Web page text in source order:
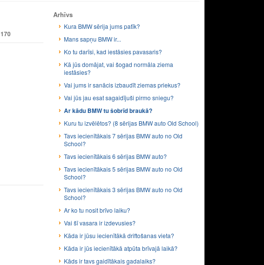
170
Arhīvs
Kura BMW sērija jums patīk?
Mans sapņu BMW ir...
Ko tu darīsi, kad iestāsies pavasaris?
Kā jūs domājat, vai šogad normāla ziema
iestāsies?
Vai jums ir sanācis izbaudīt ziemas priekus?
Vai jūs jau esat sagaidījuši pirmo sniegu?
Ar kādu BMW tu šobrīd braukā?
Kuru tu izvēlētos? (8 sērijas BMW auto Old School)
Tavs iecienītākais 7 sērijas BMW auto no Old
School?
Tavs iecienītākais 6 sērijas BMW auto?
Tavs iecienītākais 5 sērijas BMW auto no Old
School?
Tavs iecienītākais 3 sērijas BMW auto no Old
School?
Ar ko tu nosit brīvo laiku?
Vai šī vasara ir izdevusies?
Kāda ir jūsu iecienītākā driftošanas vieta?
Kāda ir jūs iecienītākā atpūta brīvajā laikā?
Kāds ir tavs gaidītākais gadalaiks?